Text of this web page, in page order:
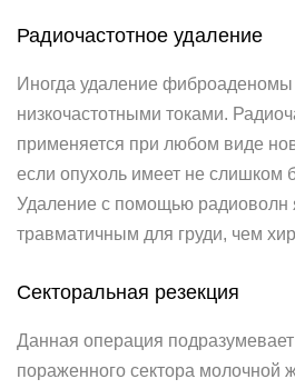
Радиочастотное удаление
Иногда удаление фиброаденомы
низкочастотными токами.
применяется при любом виде
если опухоль имеет не слишком
Удаление с помощью радиоволн
травматичным для груди, чем
Секторальная резекция
Данная операция
пораженного сектора молочной